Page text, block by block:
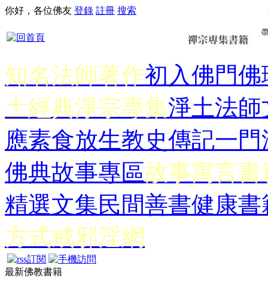
你好，各位佛友 登錄 註冊 搜索
知名法師著作初入佛門佛
土經典淨宗專集淨土法師
應素食放生教史傳記一門
佛典故事專區故事寓言書
精選文集民間善書健康書
方式戒邪淫網
最新佛教書籍